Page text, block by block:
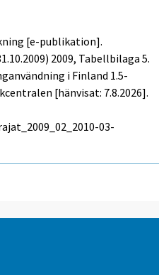
[e-publikation].
2009, Tabellbilaga 5.
i Finland 1.5-
[hänvisat: 7.8.2026].
03-